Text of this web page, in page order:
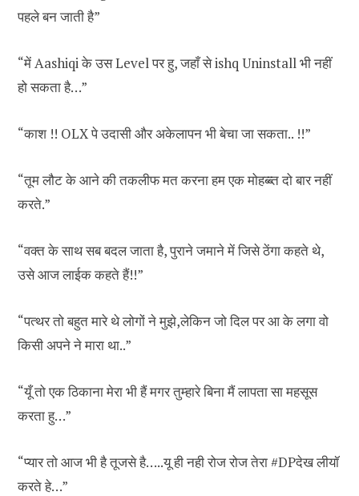
पहले बन जाती है”
“में Aashiqi के उस Level पर हु, जहाँ से ishq Uninstall भी नहीं
हो सकता है…”
“काश !! OLX पे उदासी और अकेलापन भी बेचा जा सकता.. !!”
“तूम लौट के आने की तकलीफ मत करना हम एक मोहब्ब्त दो बार नहीं
करते.”
“वक्त के साथ सब बदल जाता है, पुराने जमाने में जिसे ठेंगा कहते थे,
उसे आज लाईक कहते हैं!!”
“पत्थर तो बहुत मारे थे लोगों ने मुझे,लेकिन जो दिल पर आ के लगा वो
किसी अपने ने मारा था..”
“यूँ तो एक ठिकाना मेरा भी हैं मगर तुम्हारे बिना मैं लापता सा महसूस
करता हु…”
“प्यार तो आज भी है तूजसे है…..यू ही नही रोज रोज तेरा #DPदेख लीयॉ
करते हे…”